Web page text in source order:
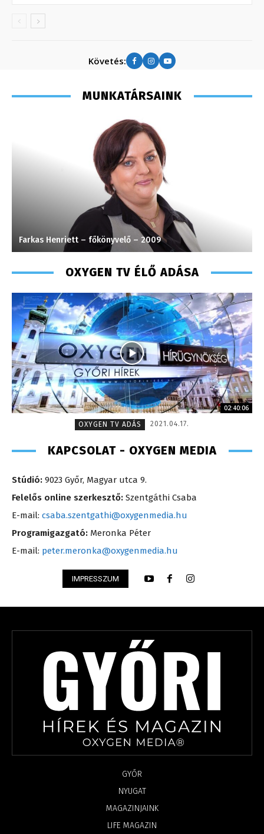
Követés:
MUNKATÁRSAINK
Farkas Henriett – főkönyvelő – 2009
OXYGEN TV ÉLŐ ADÁSA
02:40:06
OXYGEN TV ADÁS
2021.04.17.
KAPCSOLAT - OXYGEN MEDIA
Stúdió: 9023 Győr, Magyar utca 9.
Felelős online szerkesztő: Szentgáthi Csaba
E-mail: csaba.szentgathi@oxygenmedia.hu
Programigazgató: Meronka Péter
E-mail: peter.meronka@oxygenmedia.hu
IMPRESSZUM
GYŐR
NYUGAT
MAGAZINJAINK
LIFE MAGAZIN